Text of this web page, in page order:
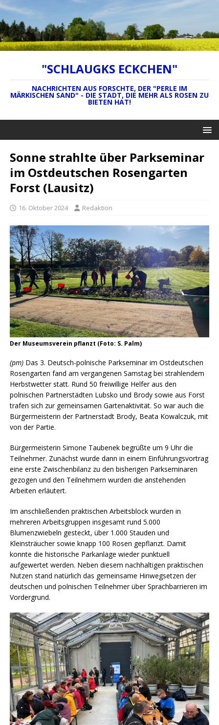
"SCHLAUGKS ECKCHEN"
NACHRICHTEN AUS FORSCHTE, DER "PERLE IM
MÄRKISCHEN SAND" - DIE STADT, DIE MEHR ALS ROSEN ZU
BIETEN HAT!
Sonne strahlte über Parkseminar
im Ostdeutschen Rosengarten
Forst (Lausitz)
16. Oktober 2024 Redaktion
Der Museumsverein pflanzt (Foto: S. Palm)
(pm) Das 3. Deutsch-polnische Parkseminar im Ostdeutschen
Rosengarten fand am vergangenen Samstag bei strahlendem
Herbstwetter statt. Rund 50 freiwillige Helfer aus den
polnischen Partnerstädten Lubsko und Brody sowie aus Forst
trafen sich zur gemeinsamen Gartenaktivität. So war auch die
Bürgermeisterin der Partnerstadt Brody, Beata Kowalczuk, mit
von der Partie.
Bürgermeisterin Simone Taubenek begrüßte um 9 Uhr die
Teilnehmer. Zunächst wurde dann in einem Einführungsvortrag
eine erste Zwischenbilanz zu den bisherigen Parkseminaren
gezogen und den Teilnehmern wurden die anstehenden
Arbeiten erläutert.
Im anschließenden praktischen Arbeitsblock wurden in
mehreren Arbeitsgruppen insgesamt rund 5.000
Blumenzwiebeln gesteckt, über 1.000 Stauden und
Kleinsträucher sowie knapp 100 Rosen gepflanzt. Damit
konnte die historische Parkanlage wieder punktuell
aufgewertet werden. Neben diesem nachhaltigen praktischen
Nutzen stand natürlich das gemeinsame Hinwegsetzen der
deutschen und polnischen Teilnehmer über Sprachbarrieren im
Vordergrund.